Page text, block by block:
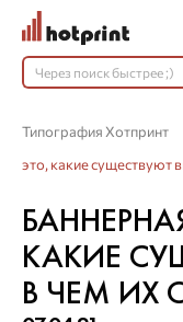
Типография Хотпринт
это, какие существуют
КАКИЕ
В ЧЕМ ИХ